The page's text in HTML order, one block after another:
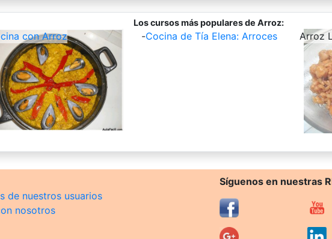
Los cursos más populares de Arroz:
con Arroz -Cocina de Tía Elena: Arroces -
Arroz
de nuestros usuarios
nosotros
Síguenos en nuestras